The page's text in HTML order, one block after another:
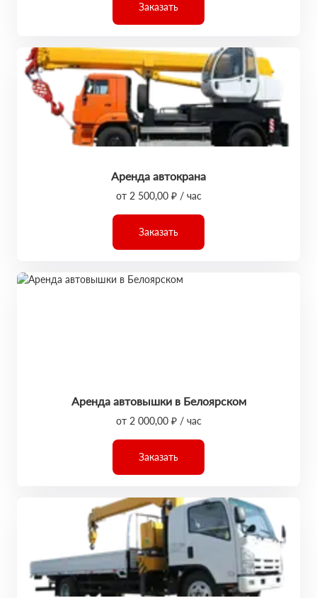
Заказать
Аренда автокрана
от 2 500,00 ₽ / час
Заказать
Аренда автовышки в Белоярском
от 2 000,00 ₽ / час
Заказать